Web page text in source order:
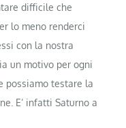
difficile che
lo meno renderci
con la nostra
un motivo per ogni
possiamo testare la
E’ infatti Saturno a